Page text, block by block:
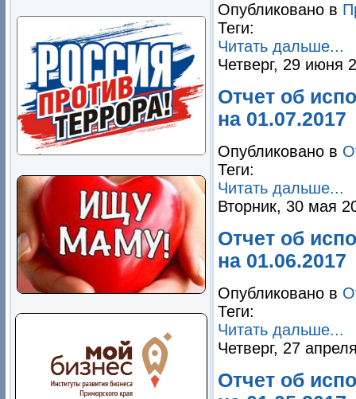
Опубликовано в
Теги:
Читать дальше...
Четверг, 29 июня
Отчет об
на 01.07.2017
Опубликовано в
Теги:
Читать дальше...
Вторник, 30 мая
Отчет об
на 01.06.2017
Опубликовано в
Теги:
Читать дальше...
Четверг, 27
Отчет об